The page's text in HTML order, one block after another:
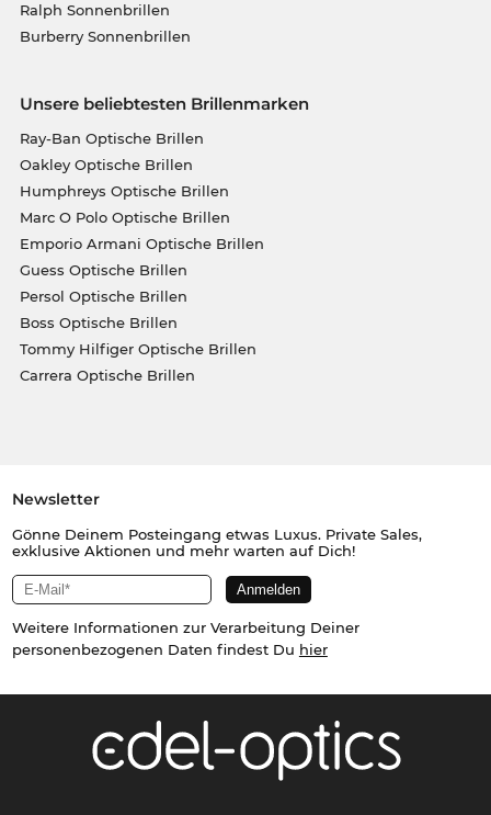
Ralph Sonnenbrillen
Burberry Sonnenbrillen
Unsere beliebtesten Brillenmarken
Ray-Ban Optische Brillen
Oakley Optische Brillen
Humphreys Optische Brillen
Marc O Polo Optische Brillen
Emporio Armani Optische Brillen
Guess Optische Brillen
Persol Optische Brillen
Boss Optische Brillen
Tommy Hilfiger Optische Brillen
Carrera Optische Brillen
Newsletter
Gönne Deinem Posteingang etwas Luxus. Private Sales,
exklusive Aktionen und mehr warten auf Dich!
Weitere Informationen zur Verarbeitung Deiner
personenbezogenen Daten findest Du hier